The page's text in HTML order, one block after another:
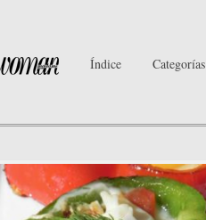
Índice Categorías